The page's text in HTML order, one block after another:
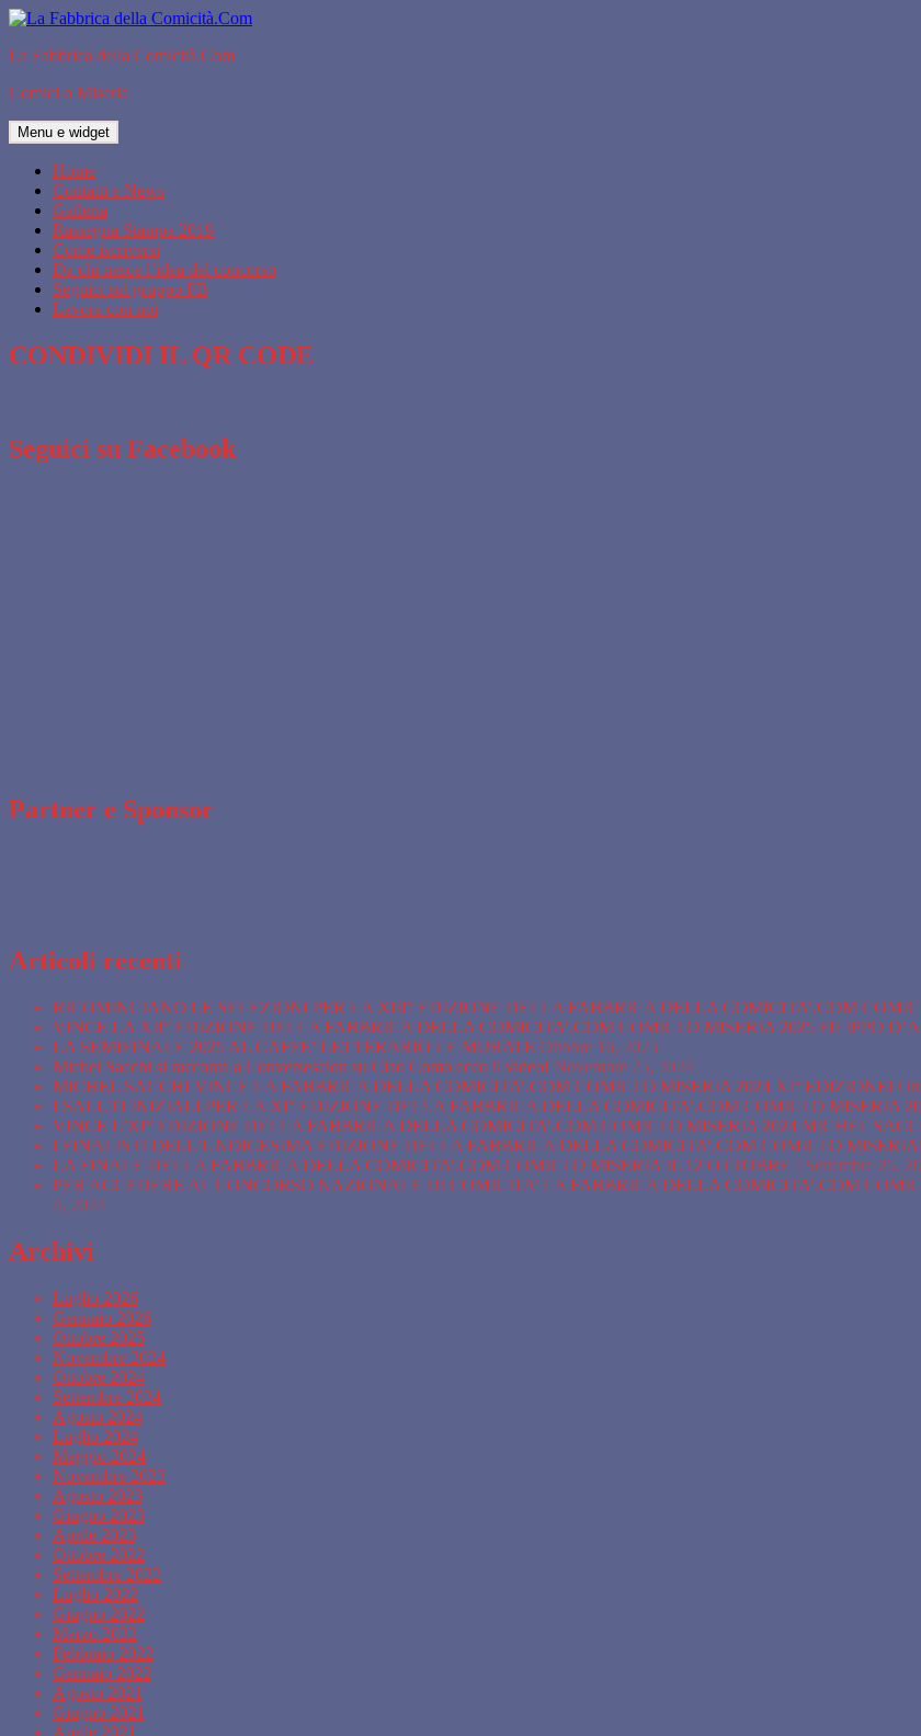
Vai
contenuto
La Fabbrica della Comicità.Com
Comici o Miseria
Menu e widget
Home
Contatti e News
Galleria
Rassegna Stampa 2019
Come iscriversi
Da chi nasce l’idea del concorso
Seguici sul gruppo FB
Lavora con noi
CONDIVIDI IL QR CODE
Seguici su Facebook
Partner e Sponsor
Articoli recenti
RICOMINCIANO LE SELEZIONI PER LA XIII° EDIZIONE DELLA FABBRICA DELLA COMICITA’.COM
VINCE LA XII° EDIZIONE DELLA FABBRICA DELLA COMICITA’.COM COMICI O MISERIA 2025 FILIPPO
LA SEMIFINALE 2025 AL CAFFE’ LETTERARIO LE MURATE Ottobre 16, 2025
Michel Sacchi si racconta a Conversescion su Ciao Como ecco il video! Novembre 25, 2024
MICHEL SACCHI VINCE LA FABBRICA DELLA COMICITA’.COM COMICI O MISERIA 2024 XI° EDIZIONE!
I SALUTI INIZIALI PER LA XI° EDIZIONE DELLA FABBRICA DELLA COMICITA’.COM COMICI O MISERIA
VINCE L’XI° EDIZIONE DELLA FABBRICA DELLA COMICITA’.COM COMICI O MISERIA 2024 MICHEL
I FINALISTI DELL’UNDICESIMA EDIZIONE DELLA FABBRICA DELLA COMICITA’.COM COMICI O
LA FINALE DELLA FABBRICA DELLA COMICITA’.COM COMICI O MISERIA IL 12 OTTOBRE ! Settembre 25,
PER ACCEDERE AL CONCORSO NAZIONALE DI COMICITA’ LA FABBRICA DELLA COMICITA’.COM
4, 2024
Archivi
Luglio 2026
Gennaio 2026
Ottobre 2025
Novembre 2024
Ottobre 2024
Settembre 2024
Agosto 2024
Luglio 2024
Maggio 2024
Novembre 2023
Agosto 2023
Giugno 2023
Aprile 2023
Ottobre 2022
Settembre 2022
Luglio 2022
Giugno 2022
Marzo 2022
Febbraio 2022
Gennaio 2022
Agosto 2021
Giugno 2021
Aprile 2021